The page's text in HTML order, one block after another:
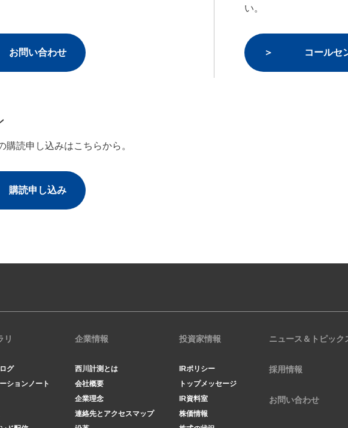
お問い合わせ
い。
コールセ
読申し込みはこちらから。
購読申し込み
リ
グ
ションノート
企業情報
西川計測とは
会社概要
企業理念
連絡先とアクセスマップ
投資家情報
IRポリシー
トップメッセージ
IR資料室
株価情報
ニュース＆トピック
採用情報
お問い合わせ